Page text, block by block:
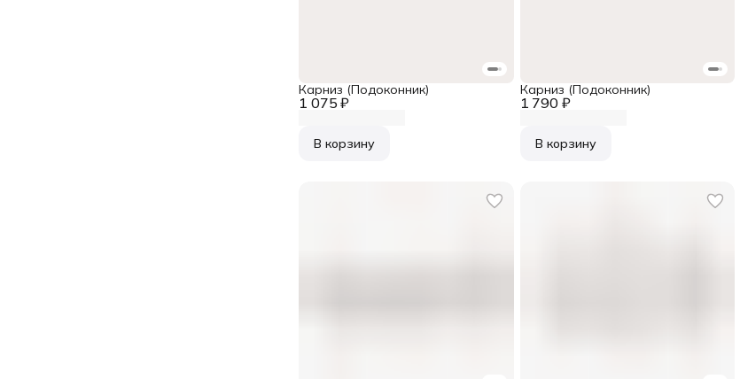
1 075 ₽
Карниз (Подоконник)
В корзину
1 790 ₽
Карниз (Подоконник)
В корзину